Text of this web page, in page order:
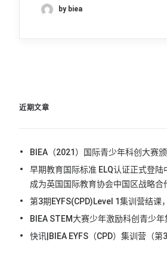
by biea
近期文章
BIEA（2021）国际青少年科创大赛
早期教育国际标准 ELQ认证正式登
成为英国国际教育协会中国区战略合
第3期EYFS(CPD)Level 1集训营结课
BIEA STEM大赛少年激励科创青少
快讯|BIEA EYFS（CPD）集训营（第